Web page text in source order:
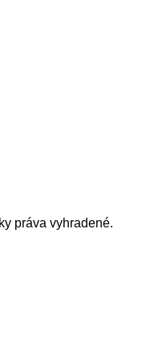
práva vyhradené.